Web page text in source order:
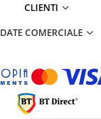
CLIENTI
DATE COMERCIALE